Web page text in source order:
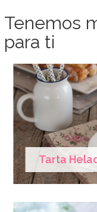
Tenemos
para ti
Tarta